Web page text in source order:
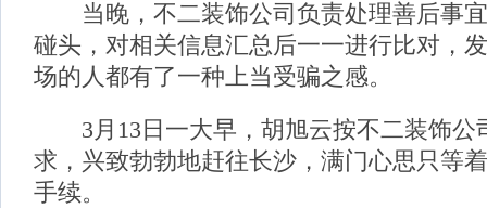
当晚，不二装饰公司负责处理善后事宜
碰头，对相关信息汇总后一一进行比对，
场的人都有了一种上当受骗之感。
3月13日一大早，胡旭云按不二装饰公
求，兴致勃勃地赶往长沙，满门心思只等
手续。